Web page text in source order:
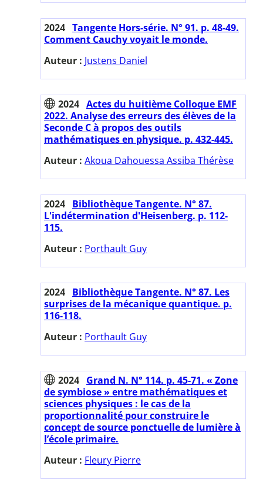
2024 Tangente Hors-série. N° 91. p. 48-49.
Comment Cauchy voyait le monde.
Auteur : Justens Daniel
2024 Actes du huitième Colloque EMF
2022. Analyse des erreurs des élèves de la
Seconde C à propos des outils
mathématiques en physique. p. 432-445.
Auteur : Akoua Dahouessa Assiba Thérèse
2024 Bibliothèque Tangente. N° 87.
L'indétermination d'Heisenberg. p. 112-
115.
Auteur : Porthault Guy
2024 Bibliothèque Tangente. N° 87. Les
surprises de la mécanique quantique. p.
116-118.
Auteur : Porthault Guy
2024 Grand N. N° 114. p. 45-71. « Zone
de symbiose » entre mathématiques et
sciences physiques : le cas de la
proportionnalité pour construire le
concept de source ponctuelle de lumière à
l’école primaire.
Auteur : Fleury Pierre